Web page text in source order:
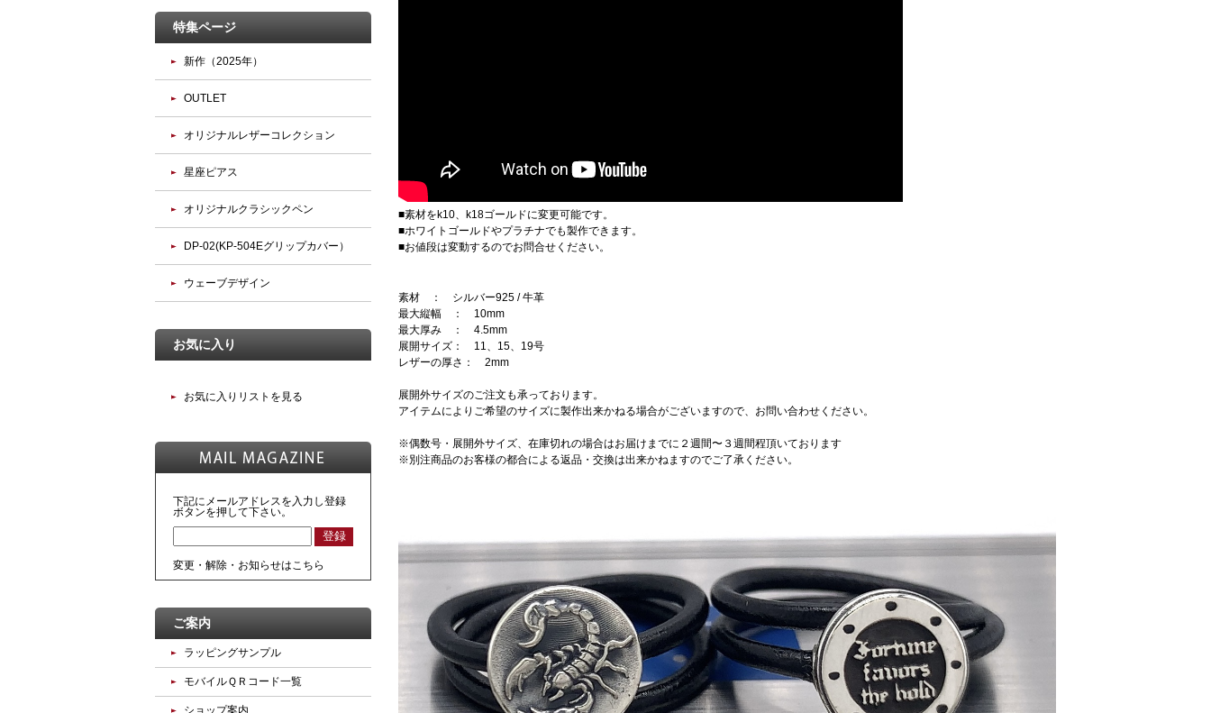
■素材をk10、k18ゴールドに変更可能です。
■ホワイトゴールドやプラチナでも製作できます。
■お値段は変動するのでお問合せください。
素材 ： シルバー925 / 牛革
最大縦幅 ： 10mm
最大厚み ： 4.5mm
展開サイズ： 11、15、19号
レザーの厚さ： 2mm
展開外サイズのご注文も承っております。
アイテムによりご希望のサイズに製作出来かねる場合がございますので、お問い合わせください。
※偶数号・展開外サイズ、在庫切れの場合はお届けまでに２週間〜３週間程頂いております
※別注商品のお客様の都合による返品・交換は出来かねますのでご了承ください。
特集ページ
新作（2025年）
OUTLET
オリジナルレザーコレクション
星座ピアス
オリジナルクラシックペン
DP-02(KP-504Eグリップカバー）
ウェーブデザイン
お気に入り
お気に入りリストを見る
下記にメールアドレスを入力し登録
ボタンを押して下さい。
変更・解除・お知らせはこちら
ご案内
ラッピングサンプル
モバイルＱＲコード一覧
ショップ案内